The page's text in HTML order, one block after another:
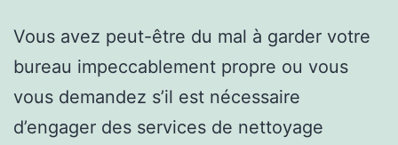
Vous avez peut-être du mal à garder votre
bureau impeccablement propre ou vous
vous demandez s’il est nécessaire
d’engager des services de nettoyage